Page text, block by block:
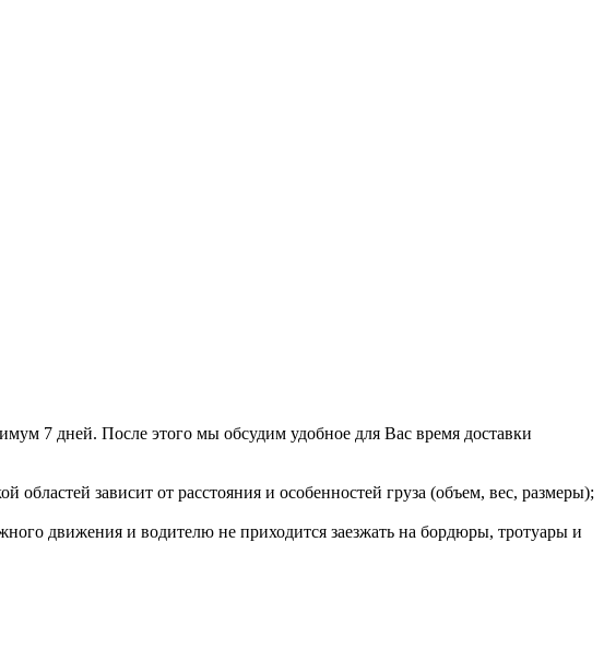
7 дней. После этого мы обсудим удобное для Вас время доставки
зависит от расстояния и особенностей груза (объем, вес, размеры);
движения и водителю не приходится заезжать на бордюры, тротуары и